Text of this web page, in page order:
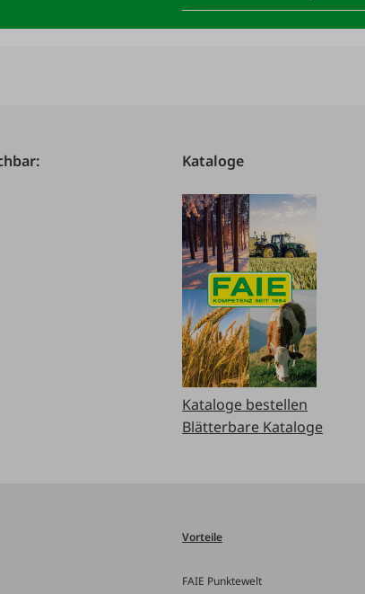
Kataloge
Kataloge bestellen
Blätterbare Kataloge
Vorteile
FAIE Punktewelt